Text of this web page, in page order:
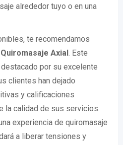
alrededor tuyo o en una
te recomendamos
Quiromasaje Axial . Este
por su excelente
clientes han dejado
y calificaciones
la calidad de sus servicios.
experiencia de quiromasaje
a liberar tensiones y